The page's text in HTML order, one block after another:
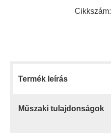
Cikkszám:
Termék leírás
Műszaki tulajdonságok